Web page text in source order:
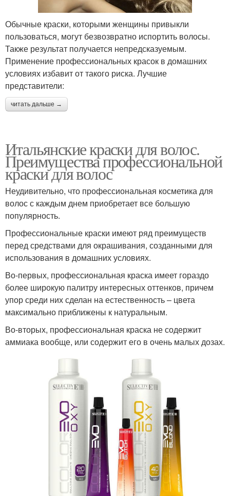
Обычные краски, которыми женщины привыкли
пользоваться, могут безвозвратно испортить волосы.
Также результат получается непредсказуемым.
Применение профессиональных красок в домашних
условиях избавит от такого риска. Лучшие
представители:
читать дальше →
Итальянские краски для волос.
Преимущества профессиональной
краски для волос
Неудивительно, что профессиональная косметика для
волос с каждым днем приобретает все большую
популярность.
Профессиональные краски имеют ряд преимуществ
перед средствами для окрашивания, созданными для
использования в домашних условиях.
Во-первых, профессиональная краска имеет гораздо
более широкую палитру интересных оттенков, причем
упор среди них сделан на естественность – цвета
максимально приближены к натуральным.
Во-вторых, профессиональная краска не содержит
аммиака вообще, или содержит его в очень малых дозах.